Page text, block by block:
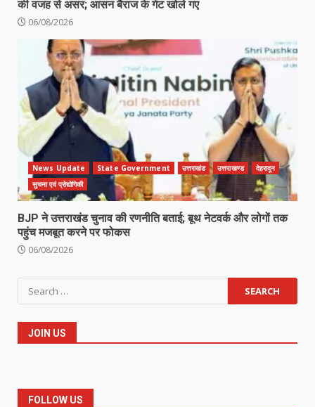
की वजह से असर; आसन बैराज के गेट खोले गए
06/08/2026
News Update State Government उत्तराखंड उत्तराखण्ड
देहरादून
सुचना एवं प्रोद्योगिकी
BJP ने उत्तराखंड चुनाव की रणनीति बताई; बूथ नेटवर्क और लोगों तक
पहुंच मजबूत करने पर फोकस
06/08/2026
Search
for:
JOIN US
FOLLOW US